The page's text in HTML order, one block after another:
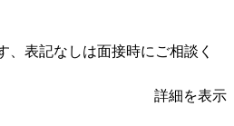
、表記なしは面接時にご相談く
詳細を表示